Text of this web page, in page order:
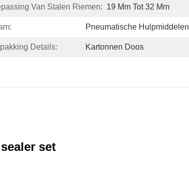
Van Stalen Riemen: 19 Mm Tot 32 Mm
Pneumatische Hulpmiddelen
Details: Kartonnen Doos
set